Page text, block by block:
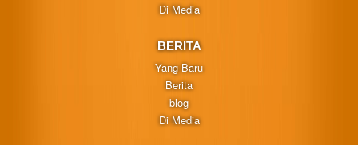
Di Media
BERITA
Yang Baru
Berita
blog
Di Media